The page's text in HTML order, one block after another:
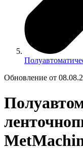
Обновление от